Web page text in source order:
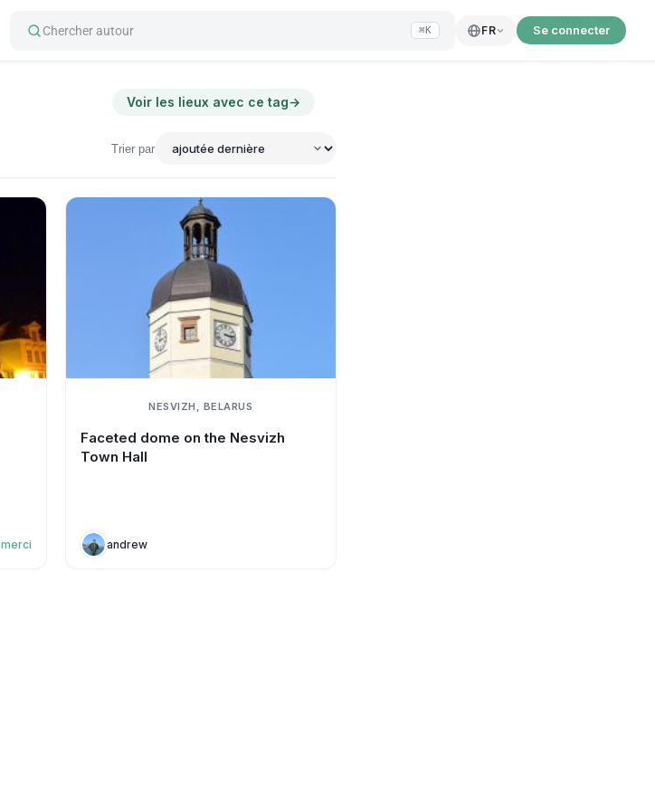
Chercher autour ⌘K FR Se connecter
Voir les lieux avec ce tag→
Trier par
merci
NESVIZH, BELARUS
Faceted dome on the Nesvizh
Town Hall
andrew